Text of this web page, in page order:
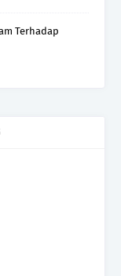
Terhadap